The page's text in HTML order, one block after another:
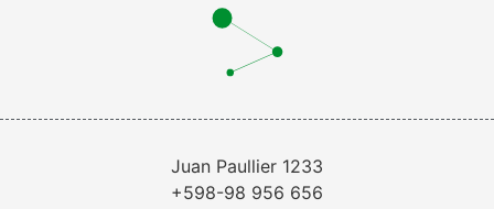
Juan Paullier 1233
+598-98 956 656